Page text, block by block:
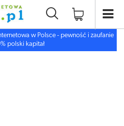
w Polsce - pewność i zaufanie
polski kapitał